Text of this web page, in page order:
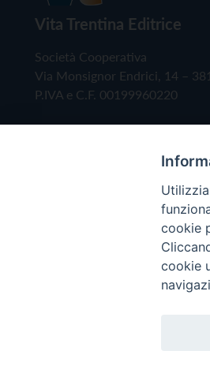
Vita Trentina Editrice
Società Cooperativa
Via Monsignor Endrici, 14 –
P.IVA e C.F. 00199960220
Copyright © 2019 - Tutti
cookie
cookie